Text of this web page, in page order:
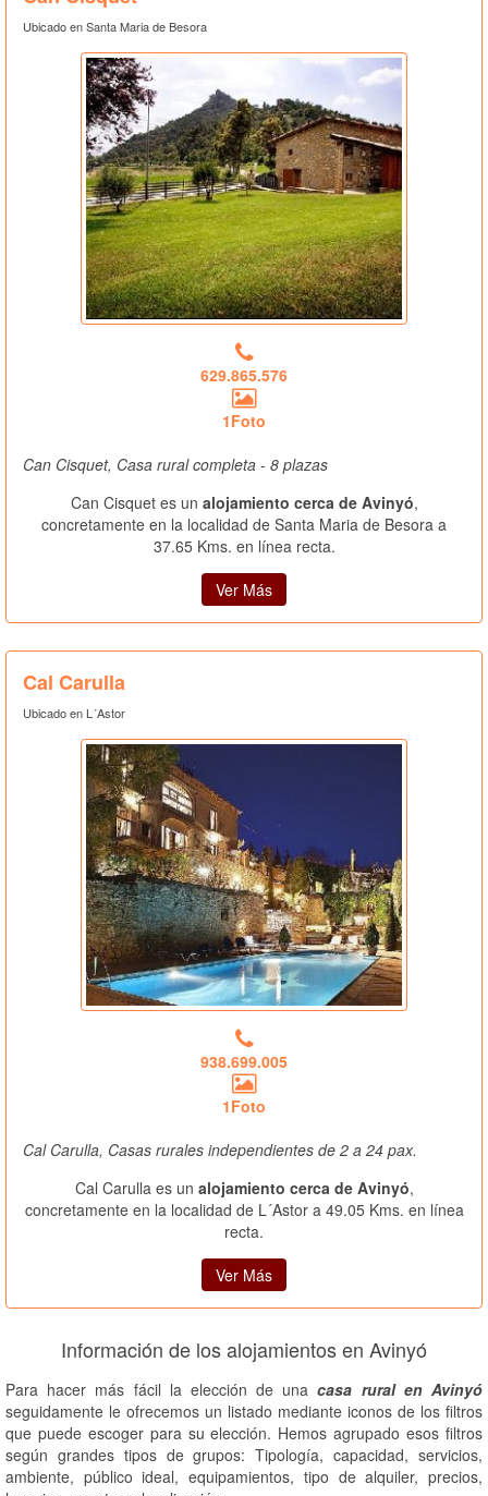
Ubicado en Santa Maria de Besora
629.865.576
1Foto
Can Cisquet, Casa rural completa - 8 plazas
Can Cisquet es un alojamiento cerca de Avinyó,
concretamente en la localidad de Santa Maria de Besora a
37.65 Kms. en línea recta.
Ver Más
Cal Carulla
Ubicado en L´Astor
938.699.005
1Foto
Cal Carulla, Casas rurales independientes de 2 a 24 pax.
Cal Carulla es un alojamiento cerca de Avinyó,
concretamente en la localidad de L´Astor a 49.05 Kms. en línea
recta.
Ver Más
Información de los alojamientos en Avinyó
Para hacer más fácil la elección de unacasa rural en Avinyó
seguidamente le ofrecemos un listado mediante iconos de los filtros
que puede escoger para su elección. Hemos agrupado esos filtros
según grandes tipos de grupos: Tipología, capacidad, servicios,
ambiente, público ideal, equipamientos, tipo de alquiler, precios,